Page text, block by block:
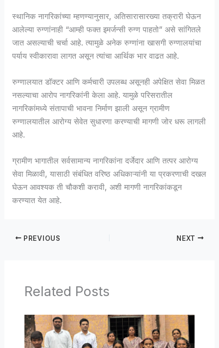
स्थानिक नागरिकांच्या म्हणण्यानुसार, अतिसारासारख्या तक्रारी घेऊन
आलेल्या रुग्णांनाही “आम्ही फक्त इमर्जन्सी रुग्ण पाहतो” असे सांगितले
जात असल्याची चर्चा आहे. त्यामुळे अनेक रुग्णांना खासगी रुग्णालयांचा
पर्याय स्वीकारावा लागत असून त्यांचा आर्थिक भार वाढत आहे.
रुग्णालयात डॉक्टर आणि कर्मचारी उपलब्ध असूनही अपेक्षित सेवा मिळत
नसल्याचा आरोप नागरिकांनी केला आहे. यामुळे परिसरातील
नागरिकांमध्ये संतापाची भावना निर्माण झाली असून ग्रामीण
रुग्णालयातील आरोग्य सेवेत सुधारणा करण्याची मागणी जोर धरू लागली
आहे.
ग्रामीण भागातील सर्वसामान्य नागरिकांना दर्जेदार आणि तत्पर आरोग्य
सेवा मिळावी, यासाठी संबंधित वरिष्ठ अधिकाऱ्यांनी या प्रकरणाची दखल
घेऊन आवश्यक ती चौकशी करावी, अशी मागणी नागरिकांकडून
करण्यात येत आहे.
PREVIOUS NEXT
Related Posts